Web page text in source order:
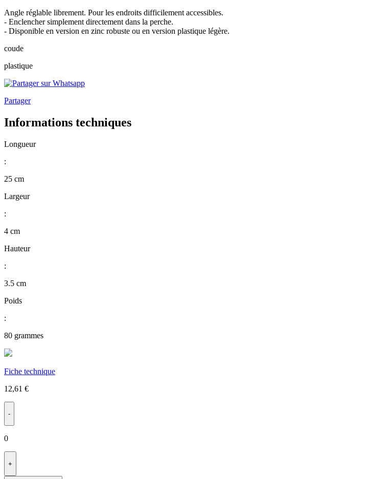
Angle réglable librement. Pour les endroits difficilement accessibles.
- Enclencher simplement directement dans la perche.
- Disponible en version en zinc robuste ou en version plastique légère.
coude
plastique
Partager
Informations techniques
Longueur
:
25 cm
Largeur
:
4 cm
Hauteur
:
3.5 cm
Poids
:
80 grammes
Fiche technique
12,61 €
-
0
+